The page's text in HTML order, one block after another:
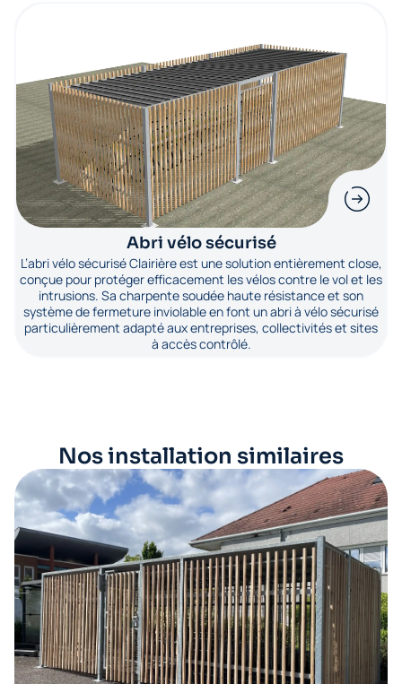
Abri vélo sécurisé
L’abri vélo sécurisé Clairière est une solution entièrement close,
conçue pour protéger efficacement les vélos contre le vol et les
intrusions. Sa charpente soudée haute résistance et son
système de fermeture inviolable en font un abri à vélo sécurisé
particulièrement adapté aux entreprises, collectivités et sites
à accès contrôlé.
Nos installation similaires